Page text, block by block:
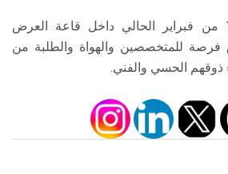
حتى 16 من فبراير الحالي داخل قاعة العرض
فرصة للمتخصصين والهواة والطلبة من
ذوقهم الحسي والفني.